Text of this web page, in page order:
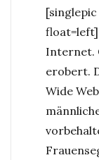
[singlepic
float=left]
Internet.
erobert.
Wide